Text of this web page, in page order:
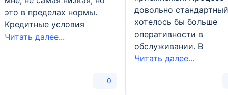
это в пределах нормы.
Кредитные условия
Читать далее...
0
довольно
хотелось бы больше
оперативности в
обслуживании. В
Читать далее...